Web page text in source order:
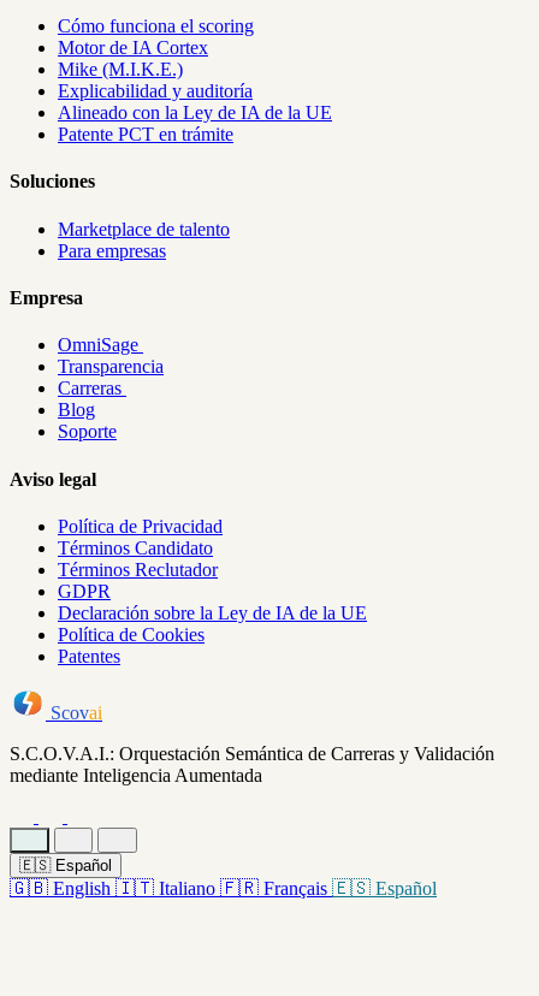
Cómo funciona el scoring
Motor de IA Cortex
Mike (M.I.K.E.)
Explicabilidad y auditoría
Alineado con la Ley de IA de la UE
Patente PCT en trámite
Soluciones
Marketplace de talento
Para empresas
Empresa
OmniSage
Transparencia
Carreras
Blog
Soporte
Aviso legal
Política de Privacidad
Términos Candidato
Términos Reclutador
GDPR
Declaración sobre la Ley de IA de la UE
Política de Cookies
Patentes
Scovai
S.C.O.V.A.I.: Orquestación Semántica de Carreras y Validación
mediante Inteligencia Aumentada
🇪🇸 Español
🇬🇧 English 🇮🇹 Italiano 🇫🇷 Français 🇪🇸 Español